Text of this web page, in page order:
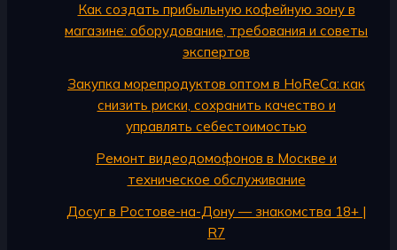
Как создать прибыльную кофейную зону в
магазине: оборудование, требования и советы
экспертов
Закупка морепродуктов оптом в HoReCa: как
снизить риски, сохранить качество и
управлять себестоимостью
Ремонт видеодомофонов в Москве и
техническое обслуживание
Досуг в Ростове-на-Дону — знакомства 18+ |
R7